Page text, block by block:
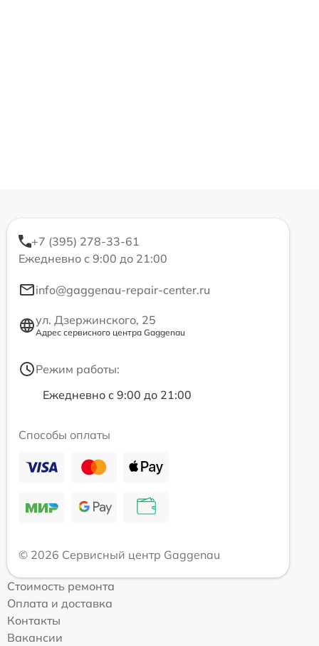
+7 (395) 278-33-61
Ежедневно с 9:00 до 21:00
info@gaggenau-repair-center.ru
ул. Дзержинского, 25
Адрес сервисного центра Gaggenau
Режим работы:
Ежедневно с 9:00 до 21:00
Способы оплаты
© 2026 Сервисный центр Gaggenau
Стоимость ремонта
Оплата и доставка
Контакты
Вакансии